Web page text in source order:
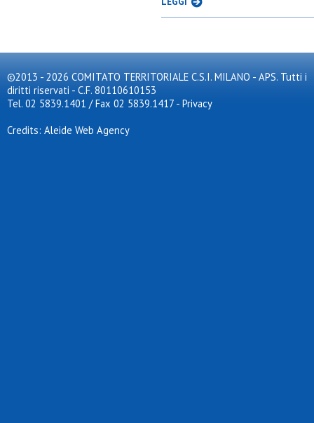
©2013 - 2026 COMITATO TERRITORIALE C.S.I. MILANO - APS. Tutti i
diritti riservati - C.F. 80110610153
Tel. 02 5839.1401 / Fax 02 5839.1417 - Privacy
Credits: Aleide Web Agency